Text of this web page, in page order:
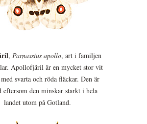
, Parnassius apollo, art i familjen
Apollofjäril är en mycket stor vit
svarta och röda fläckar. Den är
eftersom den minskar starkt i hela
landet utom på Gotland.